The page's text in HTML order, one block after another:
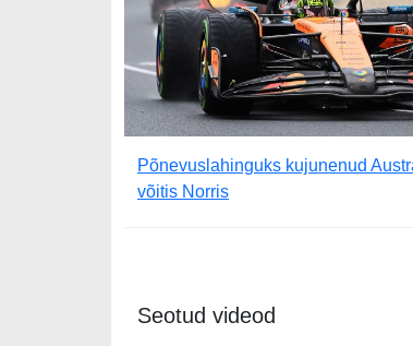
Põnevuslahinguks kujunenud
võitis Norris
Seotud videod